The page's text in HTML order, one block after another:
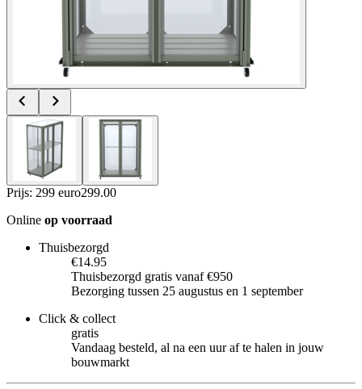
Prijs: 299 euro299.00
Online op voorraad
Thuisbezorgd
€14.95
Thuisbezorgd gratis vanaf €950
Bezorging tussen 25 augustus en 1 september
Click & collect
gratis
Vandaag besteld, al na een uur af te halen in jouw
bouwmarkt